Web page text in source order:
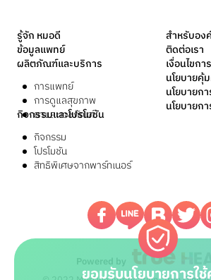
ยอมรับนโยบายการใ
รู้จัก หมอดี
ข้อมูลแพทย์
ผลิตภัณฑ์และบริการ
การแพทย์
การดูแลสุขภาพ
ยาและเวชภัณฑ์
กิจกรรมและโปรโมชัน
กิจกรรม
โปรโมชัน
สิทธิพิเศษจากพาร์ทเนอร์
สำหรับอง
ติดต่อเรา
เงื่อนไขก
นโยบายคุ้
นโยบายก
นโยบายก
Powered by